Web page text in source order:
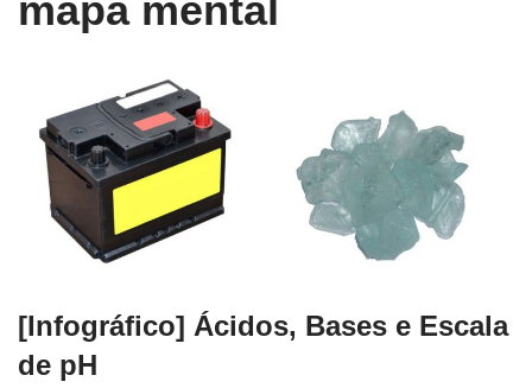
mapa mental
[Infográfico] Ácidos, Bases e Escala
de pH